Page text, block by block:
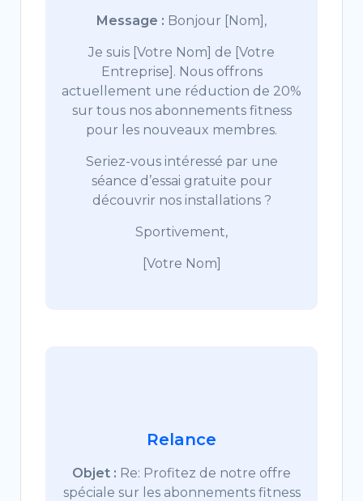
Message : Bonjour [Nom],
Je suis [Votre Nom] de [Votre
Entreprise]. Nous offrons
actuellement une réduction de 20%
sur tous nos abonnements fitness
pour les nouveaux membres.
Seriez-vous intéressé par une
séance d’essai gratuite pour
découvrir nos installations ?
Sportivement,
[Votre Nom]
Relance
Objet : Re: Profitez de notre offre
spéciale sur les abonnements fitness